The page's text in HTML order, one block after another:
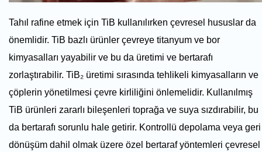
Tahıl rafine etmek için TiB kullanılırken çevresel hususlar da
önemlidir. TiB bazlı ürünler çevreye titanyum ve bor
kimyasalları yayabilir ve bu da üretimi ve bertarafı
zorlaştırabilir. TiB₂ üretimi sırasında tehlikeli kimyasalların ve
çöplerin yönetilmesi çevre kirliliğini önlemelidir. Kullanılmış
TiB ürünleri zararlı bileşenleri toprağa ve suya sızdırabilir, bu
da bertarafı sorunlu hale getirir. Kontrollü depolama veya geri
dönüşüm dahil olmak üzere özel bertaraf yöntemleri çevresel